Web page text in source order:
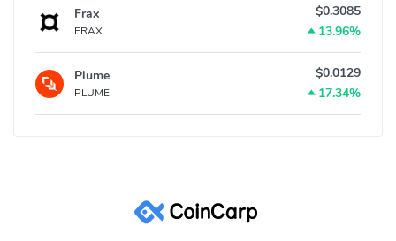
Frax
FRAX
$0.3085
13.96%
Plume
PLUME
$0.0129
17.34%